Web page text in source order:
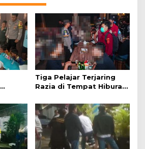
Tiga Pelajar Terjaring
Razia di Tempat Hiburan